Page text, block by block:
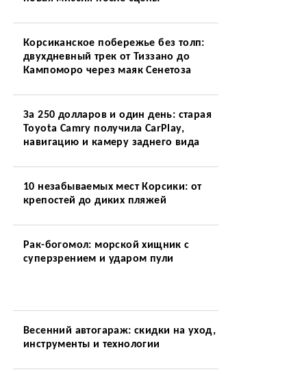
Корсиканское побережье без толп:
двухдневный трек от Тиззано до
Кампоморо через маяк Сенетоза
За 250 долларов и один день: старая
Toyota Camry получила CarPlay,
навигацию и камеру заднего вида
10 незабываемых мест Корсики: от
крепостей до диких пляжей
Рак-богомол: морской хищник с
суперзрением и ударом пули
Весенний автогараж: скидки на уход,
инструменты и технологии